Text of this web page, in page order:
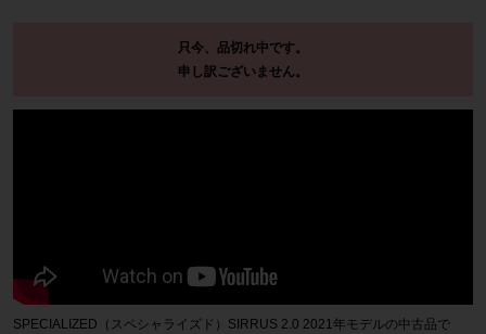
只今、品切れ中です。
申し訳ございません。
SPECIALIZED（スペシャライズド）SIRRUS 2.0 2021年モデルの中古品で